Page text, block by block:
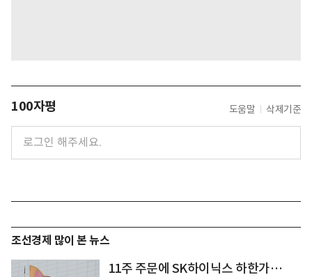
100자평 도움말 삭제기준
조선경제 많이 본 뉴스
11주 주문에 SK하이닉스 하한가…